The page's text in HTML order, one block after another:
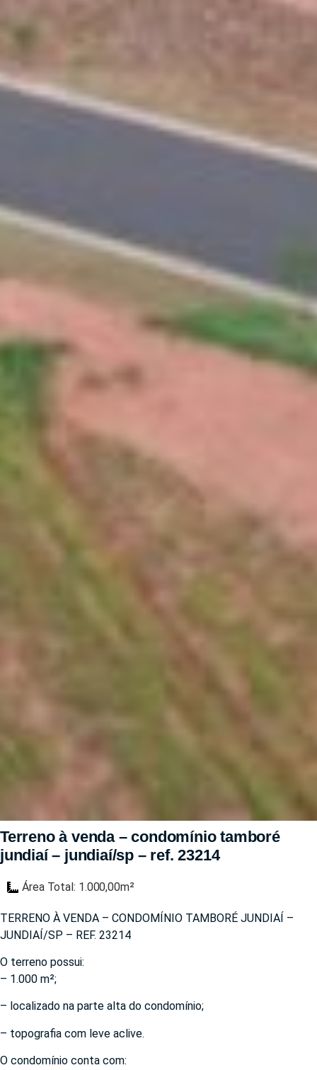
Terreno à venda – condomínio tamboré
jundiaí – jundiaí/sp – ref. 23214
Área Total: 1.000,00m²
TERRENO À VENDA – CONDOMÍNIO TAMBORÉ JUNDIAÍ –
JUNDIAÍ/SP – REF. 23214
O terreno possui:
– 1.000 m²;
– localizado na parte alta do condomínio;
– topografia com leve aclive.
O condomínio conta com: